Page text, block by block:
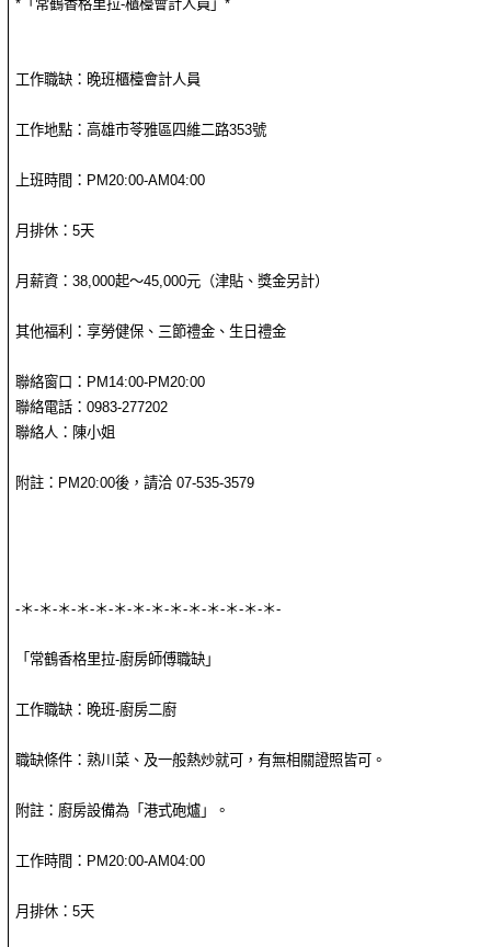
*「常鶴香格里拉-櫃檯會計人員」*
工作職缺：晚班櫃檯會計人員
工作地點：高雄市苓雅區四維二路353號
上班時間：PM20:00-AM04:00
月排休：5天
月薪資：38,000起～45,000元（津貼、獎金另計）
其他福利：享勞健保、三節禮金、生日禮金
聯絡窗口：PM14:00-PM20:00
聯絡電話：0983-277202
聯絡人：陳小姐
附註：PM20:00後，請洽 07-535-3579
-＊-＊-＊-＊-＊-＊-＊-＊-＊-＊-＊-＊-＊-＊-
「常鶴香格里拉-廚房師傅職缺」
工作職缺：晚班-廚房二廚
職缺條件：熟川菜、及一般熱炒就可，有無相關證照皆可。
附註：廚房設備為「港式砲爐」。
工作時間：PM20:00-AM04:00
月排休：5天